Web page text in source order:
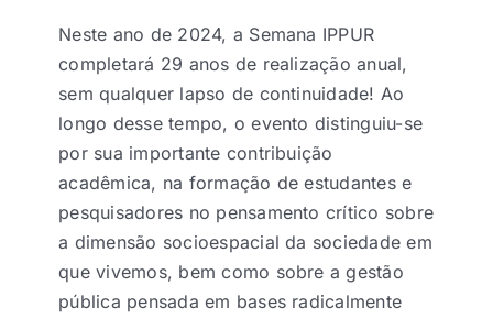
Neste ano de 2024, a Semana IPPUR
completará 29 anos de realização anual,
sem qualquer lapso de continuidade! Ao
longo desse tempo, o evento distinguiu-se
por sua importante contribuição
acadêmica, na formação de estudantes e
pesquisadores no pensamento crítico sobre
a dimensão socioespacial da sociedade em
que vivemos, bem como sobre a gestão
pública pensada em bases radicalmente